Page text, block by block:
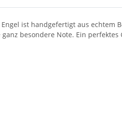
ist handgefertigt aus echtem
besondere Note. Ein perfektes